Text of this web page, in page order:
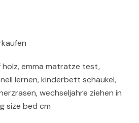
holz, emma matratze test,
lernen, kinderbett schaukel,
wechseljahre ziehen in
size bed cm